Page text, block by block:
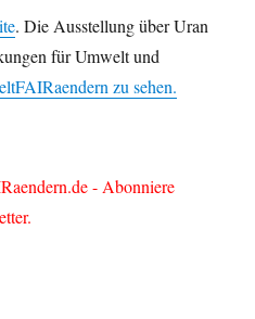
. Die Ausstellung über Uran
für Umwelt und
zu sehen.
- Abonniere